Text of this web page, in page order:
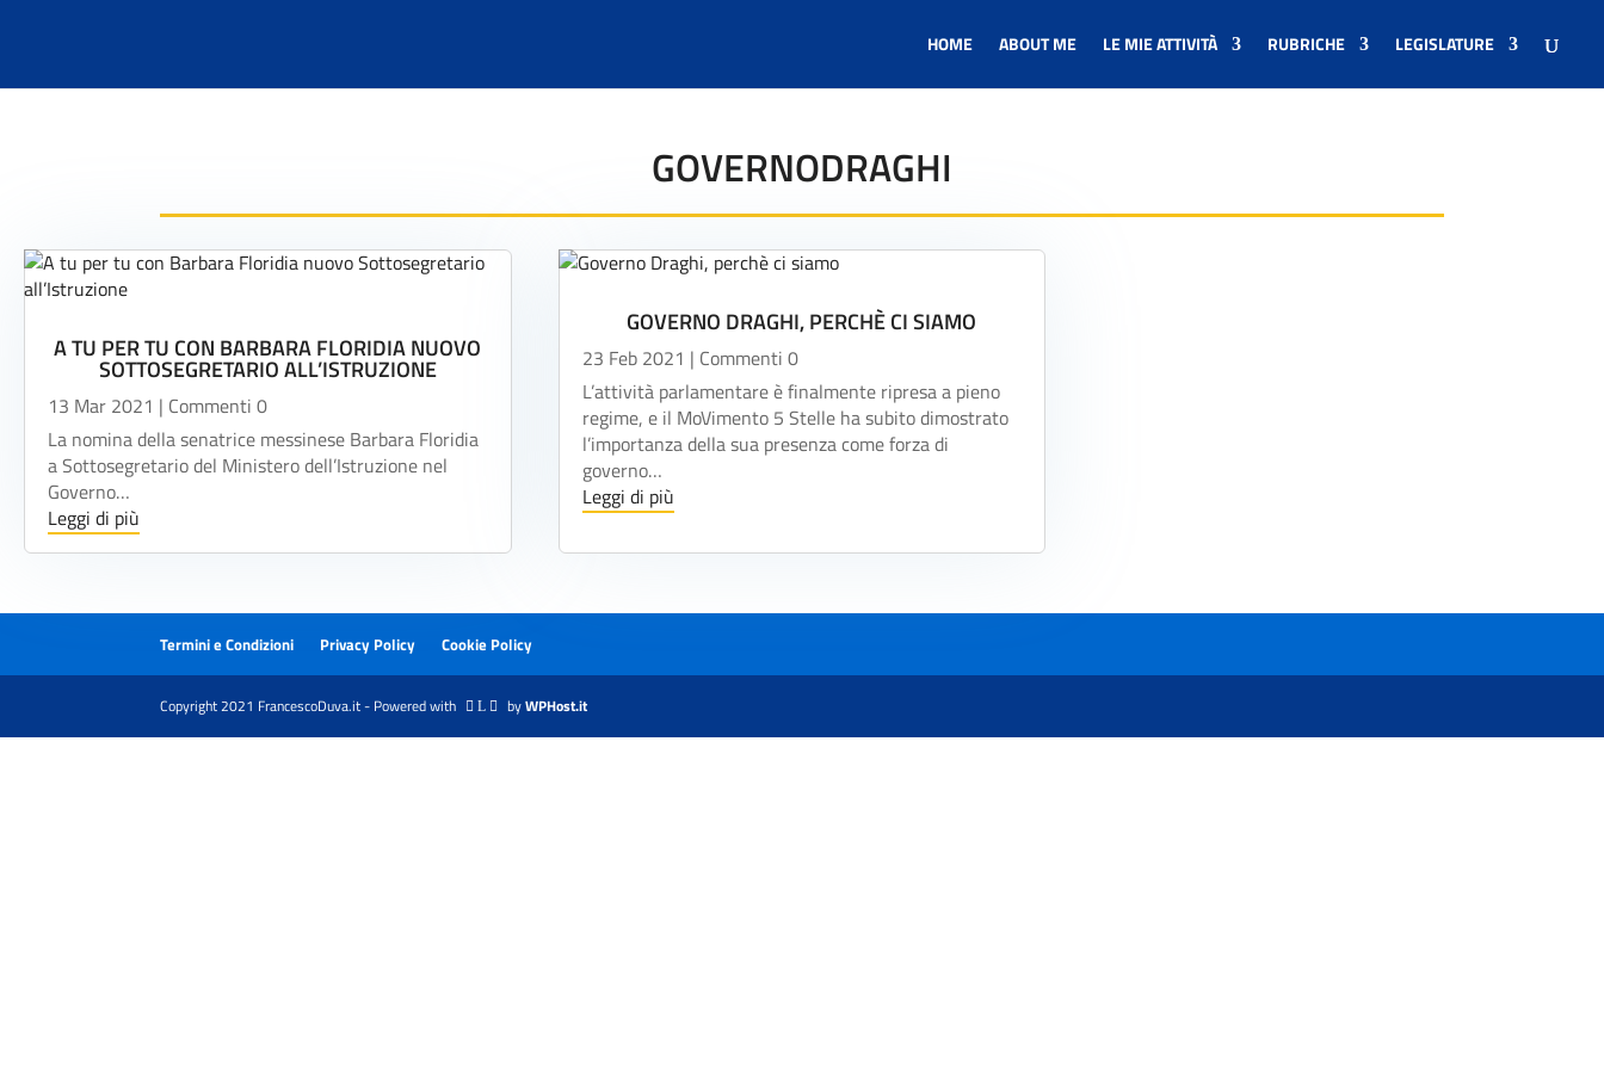
HOME ABOUT ME LE MIE ATTIVITÀ RUBRICHE LEGISLATURE
GOVERNODRAGHI
A TU PER TU CON BARBARA FLORIDIA NUOVO
SOTTOSEGRETARIO ALL’ISTRUZIONE
13 Mar 2021 | Commenti 0
La nomina della senatrice messinese Barbara Floridia
a Sottosegretario del Ministero dell’Istruzione nel
Governo…
Leggi di più
GOVERNO DRAGHI, PERCHÈ CI SIAMO
23 Feb 2021 | Commenti 0
L’attività parlamentare è finalmente ripresa a pieno
regime, e il MoVimento 5 Stelle ha subito dimostrato
l’importanza della sua presenza come forza di
governo…
Leggi di più
Termini e Condizioni Privacy Policy Cookie Policy
Copyright 2021 FrancescoDuva.it - Powered with  L  byWPHost.it